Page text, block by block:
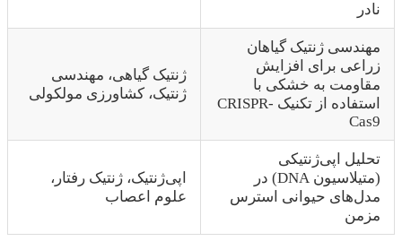
ژنتیک گیاهان
برای افزایش
به خشکی با
استفاده از تکنیک CRISPR-
ژنتیک گیاهی، مهندسی
ژنتیک، کشاورزی مولکولی
اپی‌ژنتیکی
(متیلاسیون DNA) در
حیوانی استرس
اپی‌ژنتیک، ژنتیک رفتار،
علوم اعصاب